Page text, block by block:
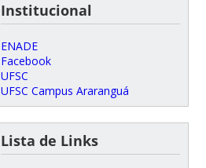
Institucional
ENADE
Facebook
UFSC
UFSC Campus Araranguá
Lista de Links